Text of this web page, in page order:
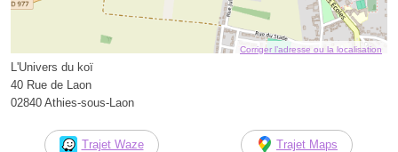
Corriger l’adresse ou la localisation
L'Univers du koï
40 Rue de Laon
02840 Athies-sous-Laon
Trajet Waze Trajet Maps